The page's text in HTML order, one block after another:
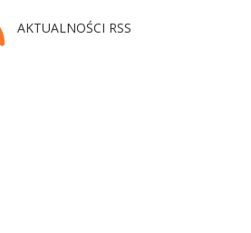
AKTUALNOŚCI RSS